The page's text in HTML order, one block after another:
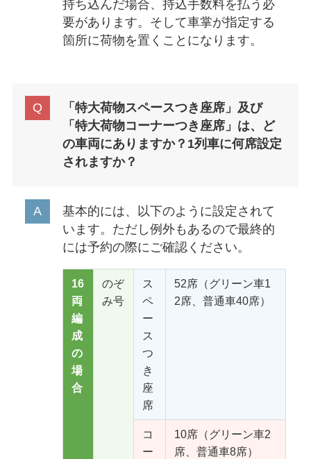
持ち込んだ場合、持込手数料を払う必
要があります。そして車掌が指定する
箇所に荷物を置くことになります。
「特大荷物スペースつき座席」及び
「特大荷物コーナーつき座席」は、ど
の車両にありますか？1列車に何席設定
されますか？
基本的には、以下のように設定されて
います。ただし例外もあるので最終的
には予約の際にご確認ください。
16
両
編
成
の
場
合
のぞ
み号
ス
ペ
ー
ス
つ
き
座
席
52席（グリーン車1
2席、普通車40席）
コ
ー
10席（グリーン車2
席、普通車8席）